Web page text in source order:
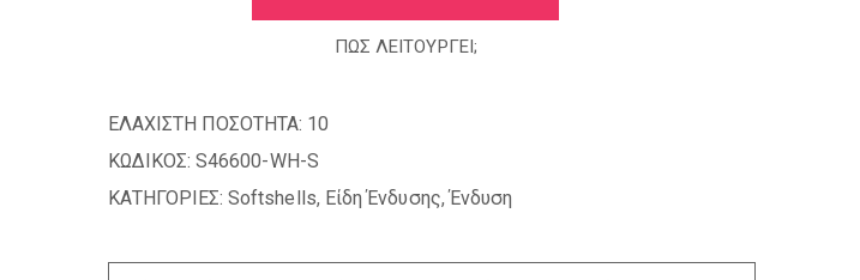
ΠΩΣ ΛΕΙΤΟΥΡΓΕΙ;
ΕΛΑΧΙΣΤΗ ΠΟΣΟΤΗΤΑ: 10
ΚΩΔΙΚΟΣ: S46600-WH-S
ΚΑΤΗΓΟΡΙΕΣ: Softshells, Είδη Ένδυσης,Ένδυση